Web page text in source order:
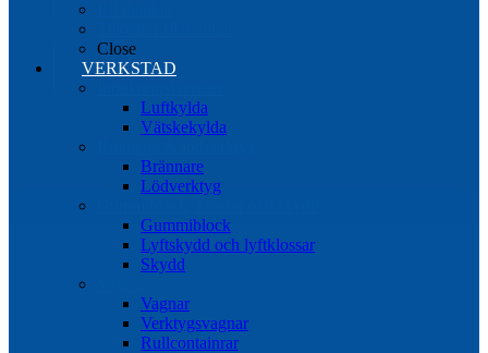
Close
VERKSTAD
Luftkylda
Vätskekylda
Brännare
Lödverktyg
Gummiblock
Lyftskydd och lyftklossar
Skydd
Vagnar
Verktygsvagnar
Rullcontainrar